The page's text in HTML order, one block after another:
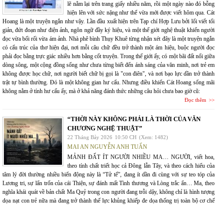
lẽ nằm lại trên trang giấy nhiều năm, rồi một ngày nào đó bỗng
hiện lên với sức nặng như thể vừa mới được viết hôm qua. Cát
Hoang là một truyện ngắn như vậy. Lần đầu xuất hiện trên Tạp chí Hợp Lưu bởi lối viết tối
giản, đứt đoạn như điện ảnh, ngôn ngữ đầy ký hiệu, và một thế giới nghệ thuật khiến người
đọc vừa bối rối vừa ám ảnh. Nhà phê bình Thụy Khuê từng nhận xét đây là một truyện ngắn
có cấu trúc của thơ hiện đại, nơi mỗi câu chữ đều trở thành một ám hiệu, buộc người đọc
phải đọc bằng trực giác nhiều hơn bằng cốt truyện. Trong thế giới ấy, có một bãi đất nổi giữa
dòng sông, một cộng đồng sống như chưa từng biết đến ánh sáng của văn minh, nơi trẻ em
không được học chữ, nơi người biết chữ bị gọi là "con điên", và nơi bạo lực dần trở thành
trật tự bình thường. Đó là một không gian hư cấu. Nhưng điều khiến Cát Hoang sống mãi
không nằm ở tính hư cấu ấy, mà ở khả năng đánh thức những câu hỏi chưa bao giờ cũ:
Đọc thêm
“THỜI NÀY KHÔNG PHẢI LÀ THỜI CỦA VĂN
CHƯƠNG NGHỆ THUẬT”
22 Tháng Bảy 2026 10:50 CH (Xem: 1482)
MAI AN NGUYỄN ANH TUẤN
MẢNH ĐẤT ÍT NGƯỜI NHIỀU MA… NGƯỜI, viết hoa,
theo tính chất triết học cả Đông lẫn Tây, và theo cách hiểu của
tâm lý đời thường nhiều biến động này là “Tử tế”, đang ít dần đi cùng với sự teo tóp của
Lương tri, sự lẩn trốn của cái Thiện, sự đánh mất Tình thương và Lòng trắc ẩn… Ma, theo
nghĩa khái quát về bản chất Ma Quỷ trong con người đang trỗi dậy, không chỉ là hình tượng
dọa nạt con trẻ nữa mà đang trở thành thế lực khủng khiếp đe dọa thống trị toàn bộ cơ chế